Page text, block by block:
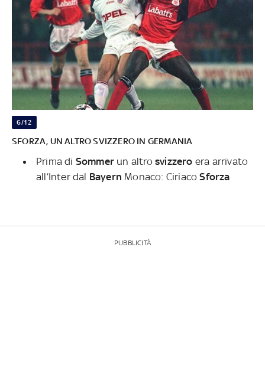
6/12
SFORZA, UN ALTRO SVIZZERO IN GERMANIA
Prima di Sommer un altrosvizzero era arrivato
all’Inter dal Bayern Monaco: CiriacoSforza
PUBBLICITÀ